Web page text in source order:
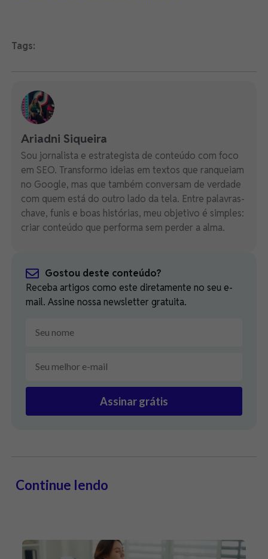
Tags:
Ariadni Siqueira
Sou jornalista e estrategista de conteúdo com foco
em SEO. Transformo ideias em textos que ranqueiam
no Google, mas que também conversam de verdade
com quem está do outro lado da tela. Entre palavras-
chave, funis e boas histórias, meu objetivo é simples:
criar conteúdo que performa sem perder a alma.
Gostou deste conteúdo?
Receba artigos como este diretamente no seu e-
mail. Assine nossa newsletter gratuita.
Assinar grátis
Continue lendo